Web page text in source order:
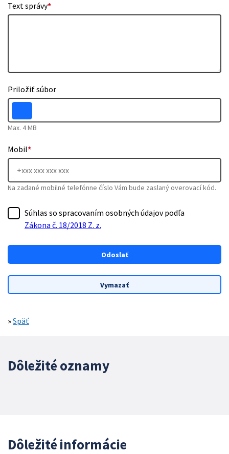
Text správy*
Priložiť súbor
Max. 4 MB
Mobil*
Na zadané mobilné telefónne číslo Vám bude zaslaný overovací kód.
Súhlas so spracovaním osobných údajov podľa
Zákona č. 18/2018 Z. z.
»Späť
Dôležité oznamy
Dôležité informácie